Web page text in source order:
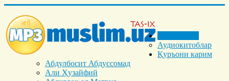
Аудиокитоблар
Қуръони карим
Абдулбосит Абдуссомад
Али Ҳузайфий